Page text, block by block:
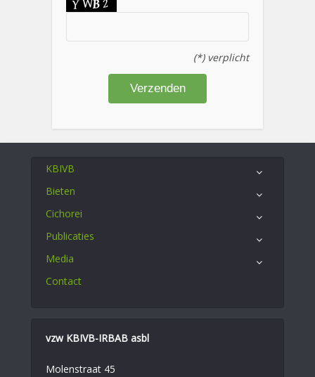
(*) verplicht
KBIVB
Bieten
Cichorei
Publicaties
Media
Contact
vzw KBIVB-IRBAB asbl
Molenstraat 45